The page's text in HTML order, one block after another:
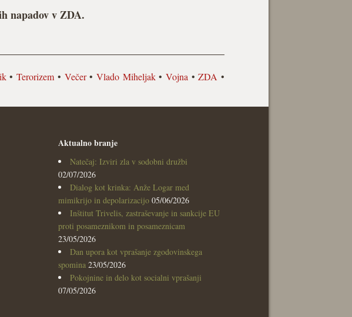
napadov v ZDA.
•Terorizem • Večer• Vlado Miheljak•Vojna •ZDA •
Aktualno branje
Natečaj: Izviri zla v sodobni družbi
02/07/2026
Dialog kot krinka: Anže Logar med
mimikrijo in depolarizacijo 05/06/2026
Inštitut Trivelis, zastraševanje in sankcije EU
proti posameznikom in posameznicam
23/05/2026
Dan upora kot vprašanje zgodovinskega
spomina 23/05/2026
Pokojnine in delo kot socialni vprašanji
07/05/2026